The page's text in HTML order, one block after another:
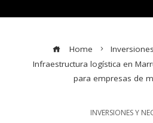
Home
Infraestructura logística en
para empresas de
INVERSIONES Y